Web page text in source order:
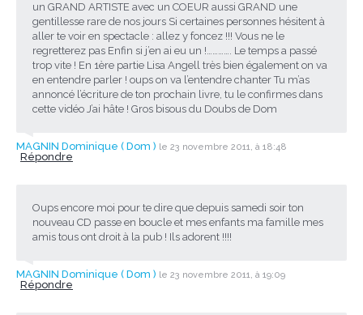
un GRAND ARTISTE avec un COEUR aussi GRAND une
gentillesse rare de nos jours Si certaines personnes hésitent à
aller te voir en spectacle : allez y foncez !!! Vous ne le
regretterez pas Enfin si j’en ai eu un !…………. Le temps a passé
trop vite ! En 1ère partie Lisa Angell très bien également on va
en entendre parler ! oups on va l’entendre chanter Tu m’as
annoncé l’écriture de ton prochain livre, tu le confirmes dans
cette vidéo J’ai hâte ! Gros bisous du Doubs de Dom
MAGNIN Dominique ( Dom ) le 23 novembre 2011, à 18:48
Répondre
Oups encore moi pour te dire que depuis samedi soir ton
nouveau CD passe en boucle et mes enfants ma famille mes
amis tous ont droit à la pub ! Ils adorent !!!!
MAGNIN Dominique ( Dom ) le 23 novembre 2011, à 19:09
Répondre